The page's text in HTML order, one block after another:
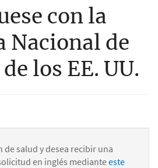
con la
Nacional de
los EE. UU.
salud y desea recibir una
en inglés medianteeste